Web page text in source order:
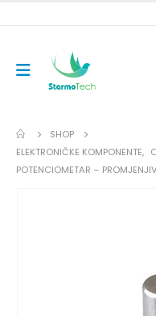
SHOP
ELEKTRONIČKE KOMPONENTE,
POTENCIOMETAR –